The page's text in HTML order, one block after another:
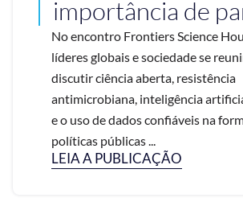
importância de
No encontro Frontiers Science
líderes globais e sociedade se
discutir ciência aberta, resistência
antimicrobiana, inteligência
e o uso de dados confiáveis na
políticas públicas ...
LEIA A PUBLICAÇÃO